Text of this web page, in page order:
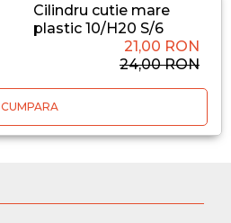
Cilindru cutie mare
plastic 10/H20 S/6
21,00 RON
24,00 RON
CUMPARA